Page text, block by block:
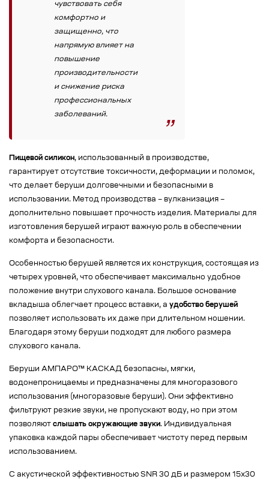
чувствовать себя
комфортно и
защищенно, что
напрямую влияет на
повышение
производительности
и снижение риска
профессиональных
заболеваний.
Пищевой силикон, использованный в производстве,
гарантирует отсутствие токсичности, деформации и поломок,
что делает беруши долговечными и безопасными в
использовании. Метод производства – вулканизация –
дополнительно повышает прочность изделия. Материалы для
изготовления берушей играют важную роль в обеспечении
комфорта и безопасности.
Особенностью берушей является их конструкция, состоящая из
четырех уровней, что обеспечивает максимально удобное
положение внутри слухового канала. Большое основание
вкладыша облегчает процесс вставки, а удобство берушей
позволяет использовать их даже при длительном ношении.
Благодаря этому беруши подходят для любого размера
слухового канала.
Беруши АМПАРО™ КАСКАД безопасны, мягки,
водонепроницаемы и предназначены для многоразового
использования (многоразовые беруши). Они эффективно
фильтруют резкие звуки, не пропускают воду, но при этом
позволяют слышать окружающие звуки. Индивидуальная
упаковка каждой пары обеспечивает чистоту перед первым
использованием.
С акустической эффективностью SNR 30 дБ и размером 15х30